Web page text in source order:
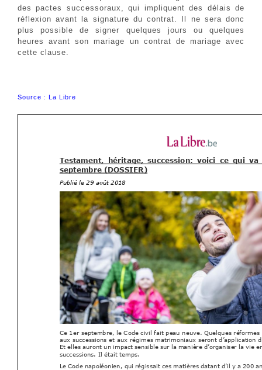
des pactes successoraux, qui impliquent des délais de
réflexion avant la signature du contrat. Il ne sera donc
plus possible de signer quelques jours ou quelques
heures avant son mariage un contrat de mariage avec
cette clause.
Source : La Libre